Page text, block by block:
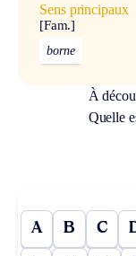
Sens principaux
[Fam.]
borne
À
Quelle
A B C